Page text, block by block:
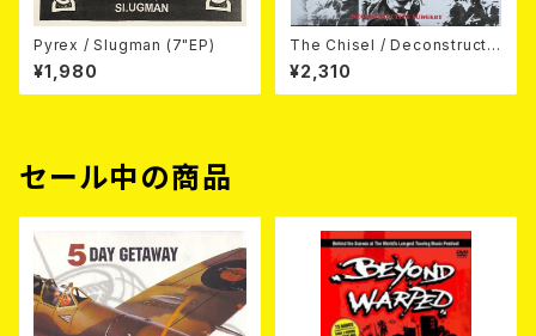
Pyrex / Slugman (7"EP)
¥1,980
The Chisel / Deconstructiv
e Surgery (7"EP)
¥2,310
セール中の商品